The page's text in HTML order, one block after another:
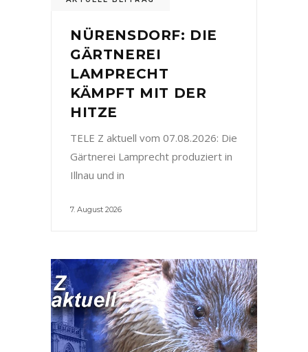
NÜRENSDORF: DIE
GÄRTNEREI
LAMPRECHT
KÄMPFT MIT DER
HITZE
TELE Z aktuell vom 07.08.2026: Die
Gärtnerei Lamprecht produziert in
Illnau und in
7. August 2026